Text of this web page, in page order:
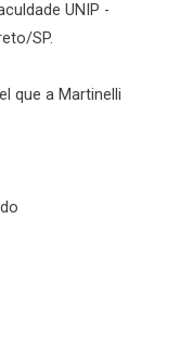
UNIP -
SP.
que a Martinelli